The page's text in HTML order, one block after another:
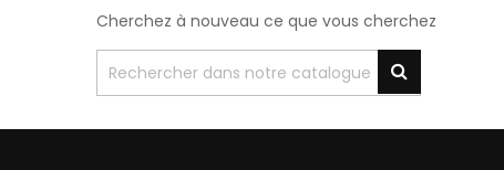
Cherchez à nouveau ce que vous cherchez